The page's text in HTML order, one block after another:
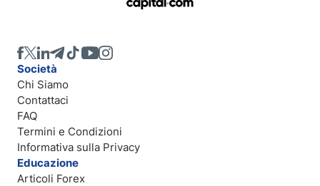
Società
Chi Siamo
Contattaci
FAQ
Termini e Condizioni
Informativa sulla Privacy
Educazione
Articoli Forex